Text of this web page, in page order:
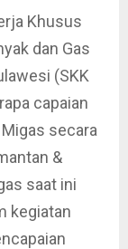
Khusus
dan Gas
(SKK
capaian
secara
&
saat ini
kegiatan